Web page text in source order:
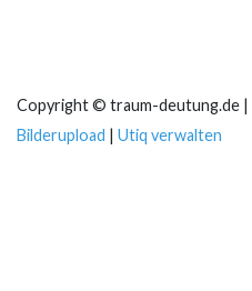
Copyright © traum-deutung.de |
Bilderupload | Utiq verwalten